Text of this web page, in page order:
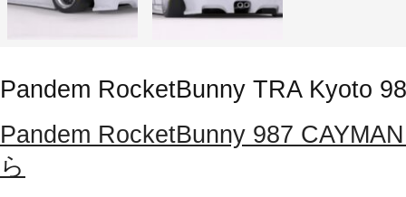
Pandem RocketBunny TRA Kyoto
Pandem RocketBunny 987
ら